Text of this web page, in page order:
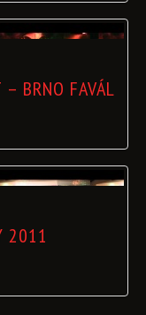
BRNO FAVÁL
2011